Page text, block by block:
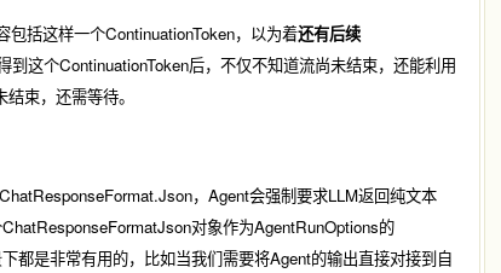
括这样一个ContinuationToken，以为着还有后续
这个ContinuationToken后，不仅不知道流尚未结束，还能利用
束，还需等待。
，Agent会强制要求LLM返回纯文本
ChatResponseFormatJson对象作为AgentRunOptions的
都是非常有用的，比如当我们需要将Agent的输出直接对接到自